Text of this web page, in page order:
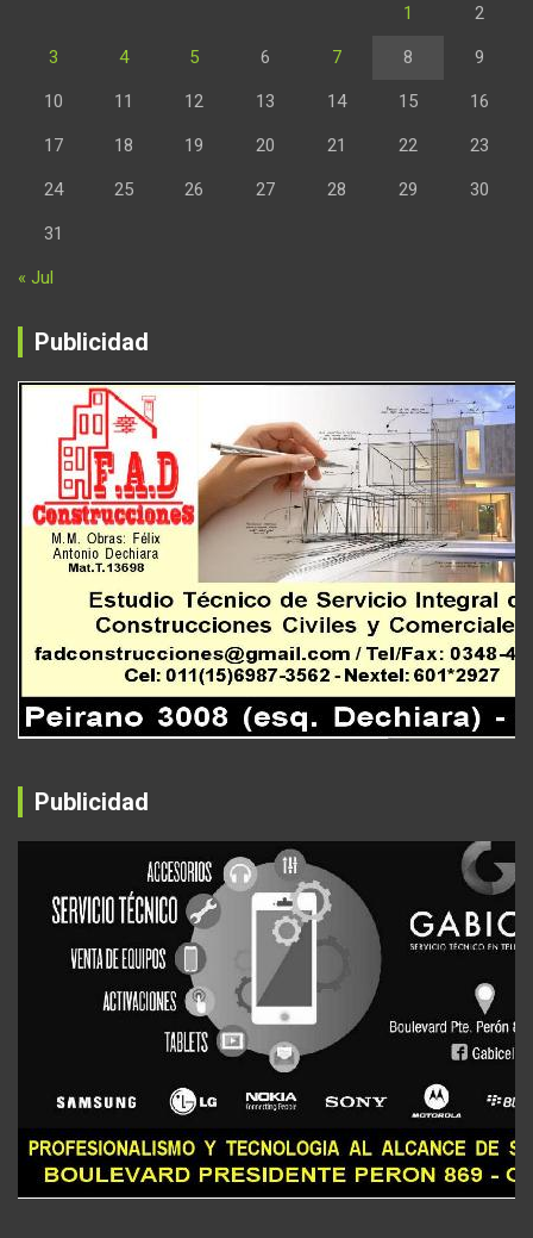
1 2
3 4 5 6 7 8 9
10 11 12 13 14 15 16
17 18 19 20 21 22 23
24 25 26 27 28 29 30
31
« Jul
Publicidad
Publicidad